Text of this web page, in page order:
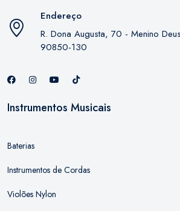
Endereço
R. Dona Augusta, 70 - Menino
90850-130
Instrumentos Musicais
Baterias
Instrumentos de Cordas
Violões Nylon